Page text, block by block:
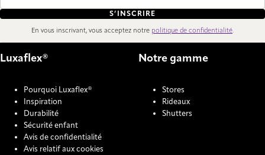
S’INSCRIRE
En vous inscrivant, vous acceptez notre politique de confidentialité.
Luxaflex®
Pourquoi Luxaflex®
Inspiration
Durabilité
Sécurité enfant
Avis de confidentialité
Avis relatif aux cookies
Notre gamme
Stores
Rideaux
Shutters